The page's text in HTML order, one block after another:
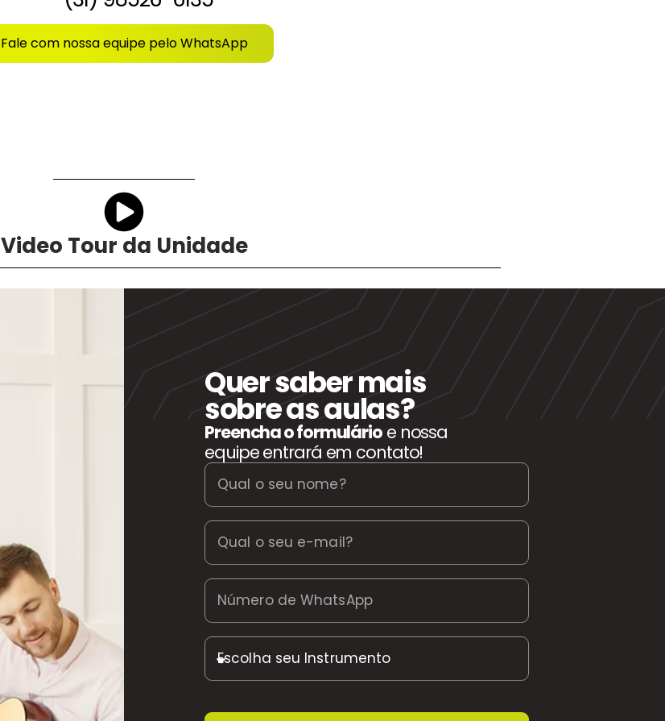
Fale com nossa equipe pelo WhatsApp
Video Tour da Unidade
Quer saber mais
sobre as aulas?
Preencha o formulárioe nossa
equipe entrará em contato!